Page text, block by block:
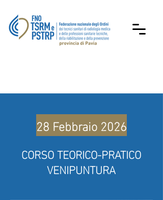
28 Febbraio 2026
CORSO TEORICO-PRATICO
VENIPUNTURA